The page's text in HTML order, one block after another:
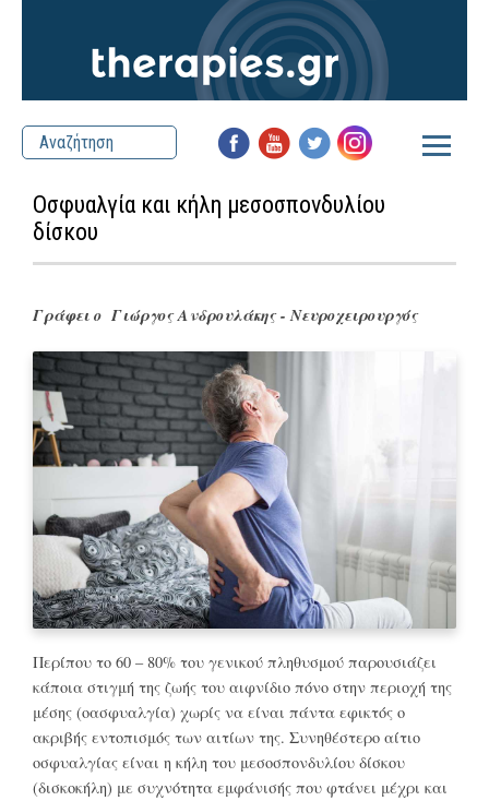
Οσφυαλγία και κήλη μεσοσπονδυλίου
δίσκου
Γράφει οΓιώργος Ανδρουλάκης - Νευροχειρουργός
Περίπου το 60 – 80% του γενικού πληθυσμού παρουσιάζει
κάποια στιγμή της ζωής του αιφνίδιο πόνο στην περιοχή της
μέσης (οασφυαλγία) χωρίς να είναι πάντα εφικτός ο
ακριβής εντοπισμός των αιτίων της. Συνηθέστερο αίτιο
οσφυαλγίας είναι η κήλη του μεσοσπονδυλίου δίσκου
(δισκοκήλη) με συχνότητα εμφάνισής που φτάνει μέχρι και